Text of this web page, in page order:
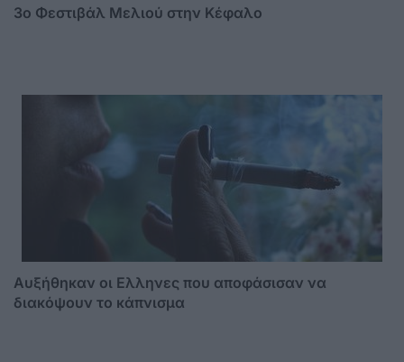
3o Φεστιβάλ Μελιού στην Κέφαλο
Αυξήθηκαν οι Ελληνες που αποφάσισαν να
διακόψουν το κάπνισμα